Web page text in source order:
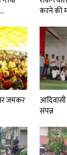
करने की
जमकर
संपन्न